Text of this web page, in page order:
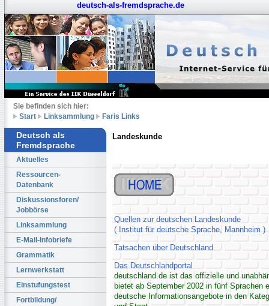
deutsch-als-fremdsprache.de
Sie befinden sich hier:
Start
Linksammlung Faris Links
Deutsch als
Fremdsprache
Aktuelles
Ressourcen-
Datenbank
Diskussionsforen/
Jobbörse
Linksammlung
E-Mail-Infobriefe
Grammatik
Lernwerkstatt
Einstufungstest
Fortbildung/
Landeskunde
Quellen zur deutschen Landeskunde
( Institut für deutsche Sprache, Mannheim )
Tatsachen über Deutschland
Das Deutschlandportal
deutschland.de ist das offizielle und
bietet ab September 2002 in fünf Sprachen
deutsche Informationsangebote in den